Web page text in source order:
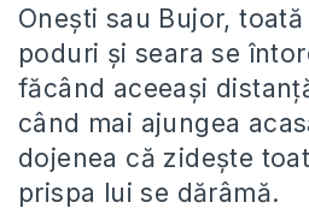
Onești sau Bujor,
poduri și seara se
făcând aceeași
când mai ajungea
dojenea că zidește
prispa lui se dărâmă.